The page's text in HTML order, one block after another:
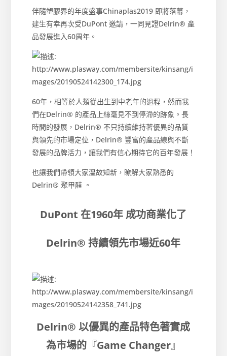
伴隨塑膠界的年度盛事Chinaplas2019 即將落幕，
建生有幸再次受DuPont 邀請，一同見證Delrin® 產
品發展進入60周年。
60年，相等於人類從出生到中老年的過程，然而我
們在Delrin® 的產品上絲毫見不到停滯的跡象。長
時間的發展，Delrin® 不只持續維持著優異的品質
與領先的市場定位，Delrin® 豐富的產品線與不斷
發展的品牌活力，讓我們有信心期待它的百年發展！
也讓我們帶領大家溫故知新，瞭解大家熟悉的
Delrin® 聚甲醛 。
DuPont 在1960年 成功商業化了
Delrin® 持續領先市場近60年
Delrin® 以優異的產品特色著實成
為市場的『Game Changer』